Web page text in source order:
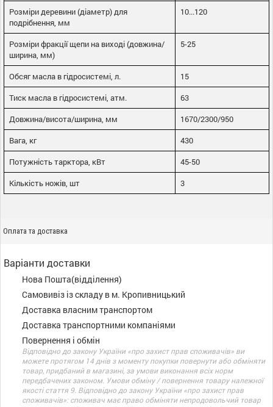
Розміри деревини (діаметр) для
подрібнення, мм
10...120
Розміри фракції щепи на виході (довжина/
ширина, мм)
5-25
Обсяг масла в гідросистемі, л.
15
Тиск масла в гідросистемі, атм.
63
Довжина/висота/ширина, мм
1670/2300/950
Вага, кг
430
Потужність тарктора, кВт
45-50
Кількість ножів, шт
3
Оплата та доставка
Варіанти доставки
Нова Пошта(відділення)
Самовивіз із складу в м. Кропивницький
Доставка власним транспортом
Доставка транспортними компаніями
Повернення і обмін
Відповідно до закону України «про захист прав споживачів» ви
можете протягом 14 днів з моменту покупки повернути або обміняти
товар, придбаний в магазині, за умови виконання всіх норм
передбачених законом. Умови обміну / повернення товару належної
якості стаття 9. Відповідно до закону України «про захист прав
споживачів»: споживач має право обміняти непродовольчий товар